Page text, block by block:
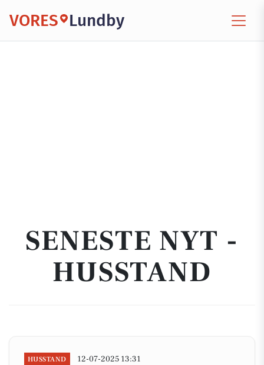
VORES Lundby
SENESTE NYT -
HUSSTAND
HUSSTAND 12-07-2025 13:31